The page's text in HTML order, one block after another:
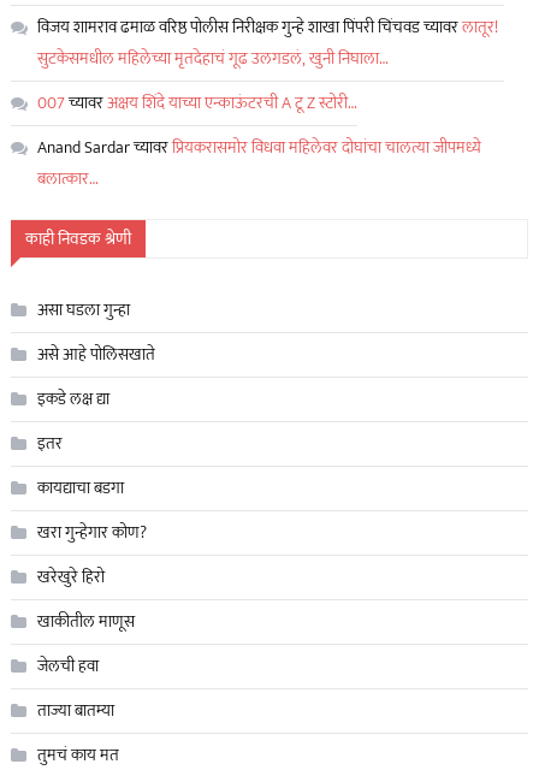
विजय शामराव ढमाळ वरिष्ठ पोलीस निरीक्षक गुन्हे शाखा पिंपरी चिंचवडच्यावरलातूर!
सुटकेसमधील महिलेच्या मृतदेहाचं गूढ उलगडलं, खुनी निघाला…
007च्यावरअक्षय शिंदे याच्या एन्काऊंटरची A टू Z स्टोरी…
Anand Sardarच्यावरप्रियकरासमोर विधवा महिलेवर दोघांचा चालत्या जीपमध्ये
बलात्कार…
काही निवडक श्रेणी
असा घडला गुन्हा
असे आहे पोलिसखाते
इकडे लक्ष द्या
इतर
कायद्याचा बडगा
खरा गुन्हेगार कोण?
खरेखुरे हिरो
खाकीतील माणूस
जेलची हवा
ताज्या बातम्या
तुमचं काय मत